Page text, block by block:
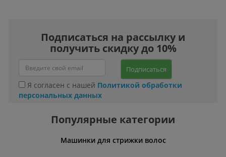
Подписаться на рассылку и
получить скидку до 10%
Подписаться
Я согласен с нашей Политикой обработки
персональных данных
Популярные категории
Машинки для стрижки волос